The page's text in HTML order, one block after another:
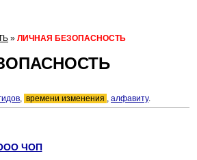
» ЛИЧНАЯ БЕЗОПАСНОСТЬ
, времени изменения , алфавиту.
ЧОП